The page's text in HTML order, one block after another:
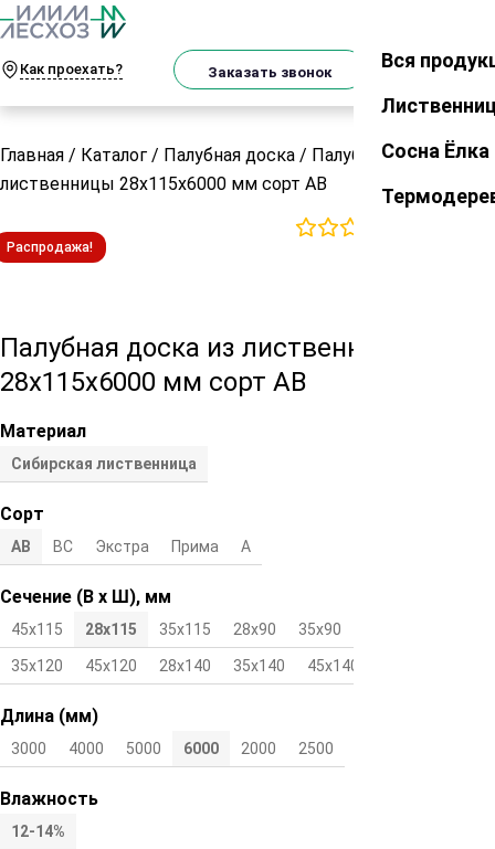
Как проехать? Заказать звонок Закрыть
Вся
Сосна Ёлка
Главная / Каталог / Палубная доска / Палубная доска из
лиственницы 28х115х6000 мм сорт АВ
Распродажа!
Палубная доска из лиственницы
28х115х6000 мм сорт АВ
Материал
Сибирская лиственница
Сорт
АВ ВС Экстра Прима А
Сечение (В х Ш), мм
45х115 28х115 35х115 28х90 35х90
35х120 45х120 28х140 35х140 45х140
Длина (мм)
3000 4000 5000 6000 2000 2500
Влажность
12-14%